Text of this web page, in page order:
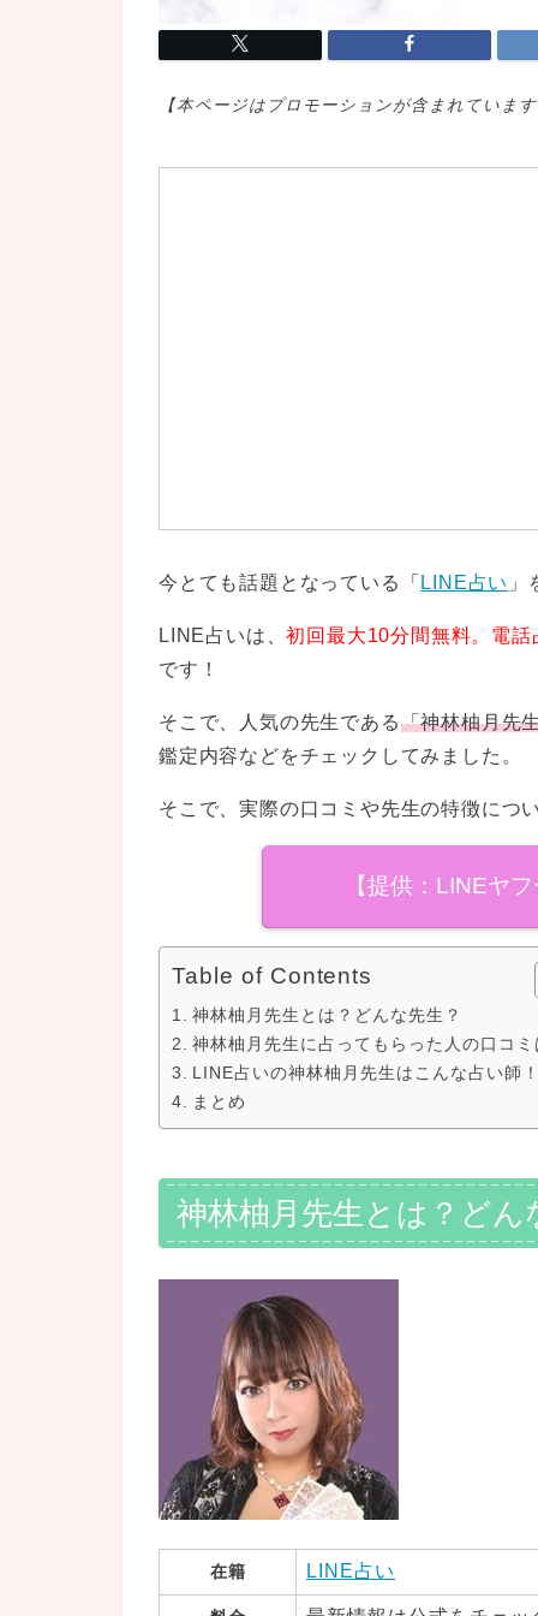
【本ページはプロモ ーションが含まれていま
今とても話題となっている「 LINE占い
LINE占いは、初回最大10分間無料。電
です！
そこで、人気の先生である「神林柚月先
鑑定内容などをチェックしてみました。
そこで、実際の口コミや先生の特徴につ
【提供：LINEヤ
Table of Contents
神林柚月先生とは？どんな先生？
神林柚月先生に占ってもらった人の口コミ
LINE占いの神林柚月先生はこんな占い師
まとめ
神林柚月先生とは？どん
在籍 LINE占い